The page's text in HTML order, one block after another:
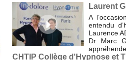
Laurent
A
entendu
Laurence
Dr Marc
CHTIP Collège d'Hypnose et